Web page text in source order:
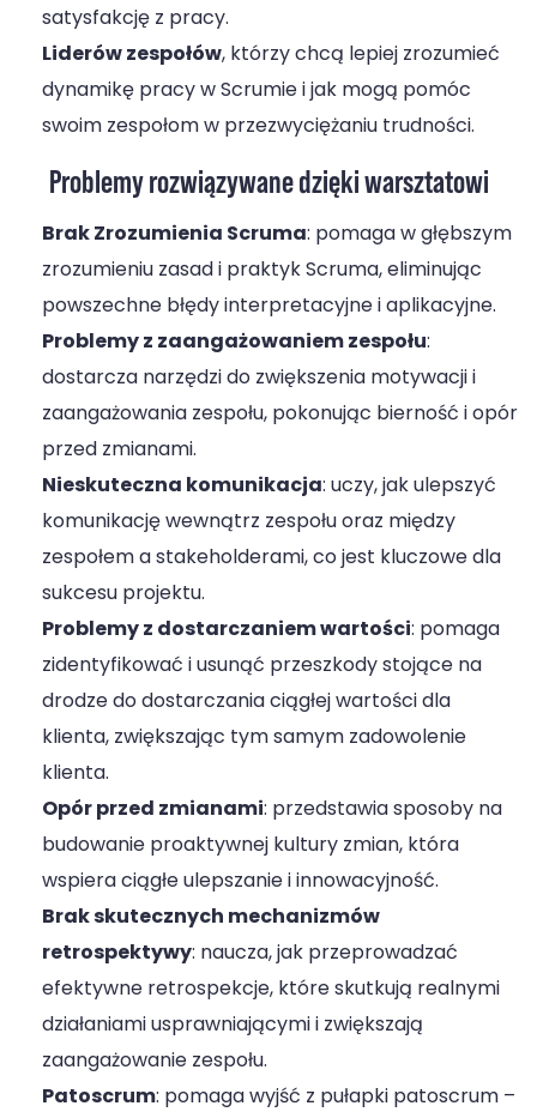
satysfakcję z pracy.
Liderów zespołów, którzy chcą lepiej zrozumieć
dynamikę pracy w Scrumie i jak mogą pomóc
swoim zespołom w przezwyciężaniu trudności.
Problemyrozwiązywane dzięki warsztatowi
Brak Zrozumienia Scruma: pomaga w głębszym
zrozumieniu zasad i praktyk Scruma, eliminując
powszechne błędy interpretacyjne i aplikacyjne.
Problemy z zaangażowaniem zespołu:
dostarcza narzędzi do zwiększenia motywacji i
zaangażowania zespołu, pokonując bierność i opór
przed zmianami.
Nieskuteczna komunikacja: uczy, jak ulepszyć
komunikację wewnątrz zespołu oraz między
zespołem a stakeholderami, co jest kluczowe dla
sukcesu projektu.
Problemy z dostarczaniem wartości: pomaga
zidentyfikować i usunąć przeszkody stojące na
drodze do dostarczania ciągłej wartości dla
klienta, zwiększając tym samym zadowolenie
klienta.
Opór przed zmianami: przedstawia sposoby na
budowanie proaktywnej kultury zmian, która
wspiera ciągłe ulepszanie i innowacyjność.
Brak skutecznych mechanizmów
retrospektywy: naucza, jak przeprowadzać
efektywne retrospekcje, które skutkują realnymi
działaniami usprawniającymi i zwiększają
zaangażowanie zespołu.
Patoscrum: pomaga wyjść z pułapki patoscrum –